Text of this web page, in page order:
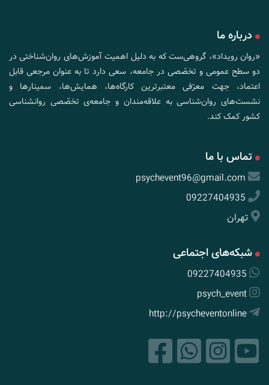
درباره ما
«روان رویداد»، گروهی‌ست که به دلیل اهمیت آموزش‌های روان‌شناختی در
دو سطح عمومی و تخصّصی در جامعه، سعی دارد تا به عنوان مرجعی قابل
اعتماد، جهت معرّفی معتبرترین کارگاه‌ها، همایش‌ها، سمینارها و
نشست‌های روان‌شناسی به علاقه‌مندان و جامعه‌ی تخصّصی روانشناسی
کشور کمک کند.
تماس با ما
psychevent96@gmail.com
09227404935
تهران
شبکه‌های اجتماعی
09227404935
psych_event
http://psycheventonline